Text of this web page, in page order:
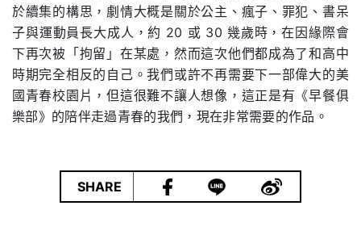
於續集的構思，劇情大概是關於公主、瘋子、罪犯、書呆
子與運動員長大成人，約 20 或 30 幾歲時，在因緣際會
下再次被「拘留」在某處，然而這次他們都成為了和高中
時期完全相反的自己。我們或許不再需要下一部偉大的美
國青春校園片，但這很難不讓人想像，這正是有《早餐俱
樂部》的陪伴走過青春的我們，現在非常需要的作品。
SHARE